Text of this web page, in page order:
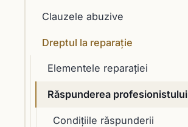
Clauzele abuzive
Dreptul la reparaţie
Elementele reparaţiei
Răspunderea profesionistului
Condiţiile răspunderii